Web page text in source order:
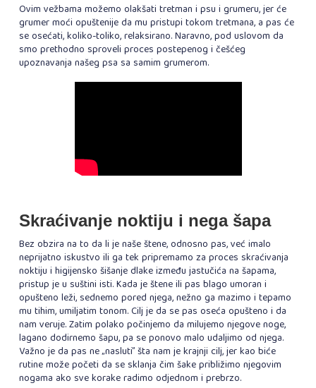
Ovim vežbama možemo olakšati tretman i psu i grumeru, jer će
grumer moći opuštenije da mu pristupi tokom tretmana, a pas će
se osećati, koliko-toliko, relaksirano. Naravno, pod uslovom da
smo prethodno sproveli proces postepenog i češćeg
upoznavanja našeg psa sa samim grumerom.
Skraćivanje noktiju i nega šapa
Bez obzira na to da li je naše štene, odnosno pas, već imalo
neprijatno iskustvo ili ga tek pripremamo za proces skraćivanja
noktiju i higijensko šišanje dlake između jastučića na šapama,
pristup je u suštini isti. Kada je štene ili pas blago umoran i
opušteno leži, sednemo pored njega, nežno ga mazimo i tepamo
mu tihim, umiljatim tonom. Cilj je da se pas oseća opušteno i da
nam veruje. Zatim polako počinjemo da milujemo njegove noge,
lagano dodirnemo šapu, pa se ponovo malo udaljimo od njega.
Važno je da pas ne „nasluti” šta nam je krajnji cilj, jer kao biće
rutine može početi da se sklanja čim šake približimo njegovim
nogama ako sve korake radimo odjednom i prebrzo.